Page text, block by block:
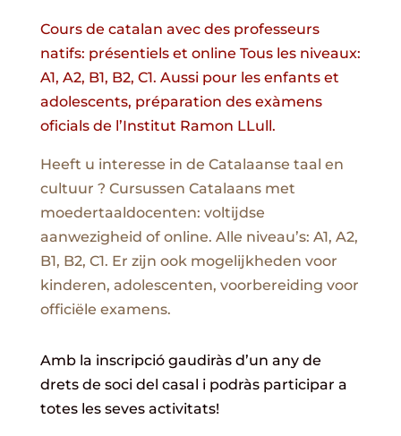
Cours de catalan avec des professeurs
natifs: présentiels et online Tous les niveaux:
A1, A2, B1, B2, C1. Aussi pour les enfants et
adolescents, préparation des exàmens
oficials de l’Institut Ramon LLull.
Heeft u interesse in de Catalaanse taal en
cultuur ? Cursussen Catalaans met
moedertaaldocenten: voltijdse
aanwezigheid of online. Alle niveau’s: A1, A2,
B1, B2, C1. Er zijn ook mogelijkheden voor
kinderen, adolescenten, voorbereiding voor
officiële examens.
Amb la inscripció gaudiràs d’un any de
drets de soci del casal i podràs participar a
totes les seves activitats!